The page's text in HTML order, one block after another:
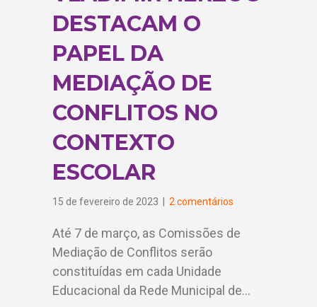
DESTACAM O
PAPEL DA
MEDIAÇÃO DE
CONFLITOS NO
CONTEXTO
ESCOLAR
15 de fevereiro de 2023 | 2 comentários
Até 7 de março, as Comissões de
Mediação de Conflitos serão
constituídas em cada Unidade
Educacional da Rede Municipal de…